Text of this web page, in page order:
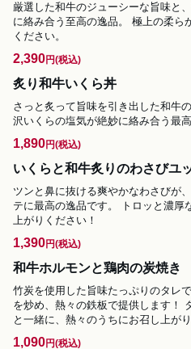
厳選した和牛のジューシーな旨味と
に絡み合う至高の逸品。 極上の柔ら
ください。
2,390円(税込)
炙り和牛いくら丼
さっと炙って旨味を引き出した和牛
沢いくらの塩気が絶妙に絡み合う最高
1,890円(税込)
いくらと和牛炙りのわさびユ
ツンと鼻に抜ける爽やかなわさびが
テに最高の逸品です。 トロッと濃厚
上がりください！
1,390円(税込)
和牛ホルモンと鶏肉の炭焼き
竹炭を使用した旨味たっぷりのタレ
を炒め、熱々の鉄板で提供します！
と一緒に、熱々のうちにお召し上が
1,090円(税込)